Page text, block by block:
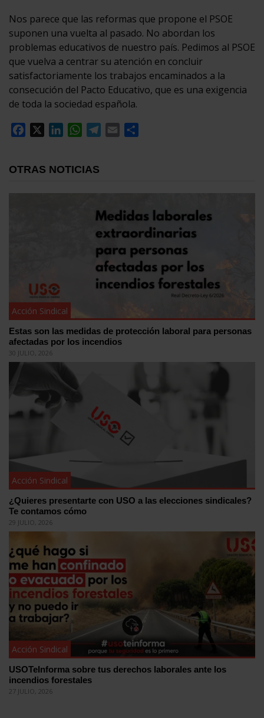
Nos parece que las reformas que propone el PSOE
suponen una vuelta al pasado. No abordan los
problemas educativos de nuestro país. Pedimos al PSOE
que vuelva a centrar su atención en concluir
satisfactoriamente los trabajos encaminados a la
consecución del Pacto Educativo, que es una exigencia
de toda la sociedad española.
Facebook
LinkedInWhatsApp
Telegram
Email
OTRAS NOTICIAS
Acción Sindical
Estas son las medidas de protección laboral para personas
afectadas por los incendios
30 JULIO, 2026
Acción Sindical
¿Quieres presentarte con USO a las elecciones sindicales?
Te contamos cómo
29 JULIO, 2026
Acción Sindical
USOTeInforma sobre tus derechos laborales ante los
incendios forestales
27 JULIO, 2026